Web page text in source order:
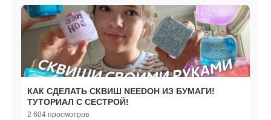
КАК СДЕЛАТЬ СКВИШ NEEDOH ИЗ БУМАГИ!
ТУТОРИАЛ С СЕСТРОЙ!
2 604 просмотров